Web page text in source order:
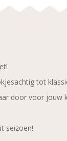
tot
door voor jouw
seizoen!